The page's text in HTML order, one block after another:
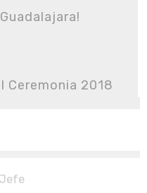
Ceremonia 2018